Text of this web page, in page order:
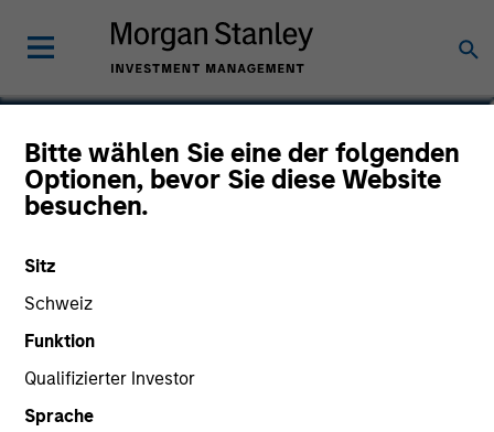
Bitte wählen Sie eine der folgenden
Optionen, bevor Sie diese Website
besuchen.
Sitz
Schweiz
Funktion
Qualifizierter Investor
Sprache
Calvert Diversity, Equity
and Inclusion Fund
Marketingdokument
Kommentar